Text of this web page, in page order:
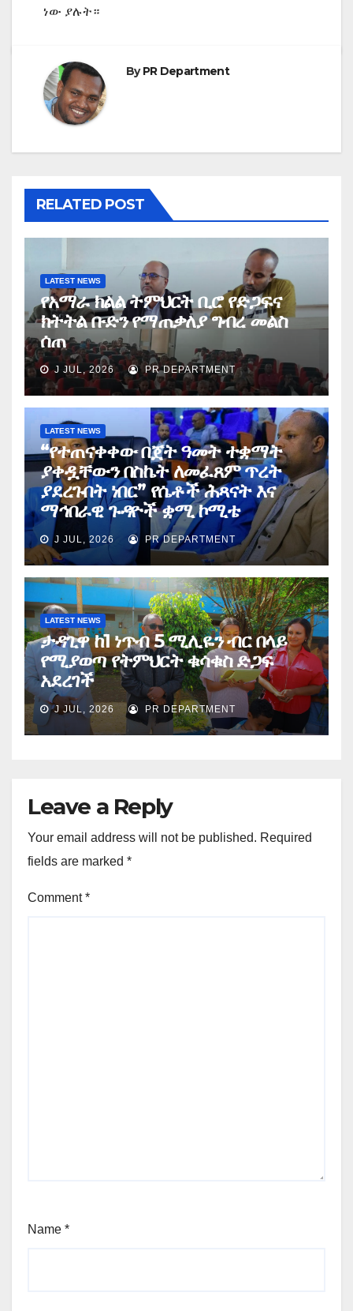
ነው ያሉት።
ByPR Department
RELATED POST
LATEST NEWS
የአማራ ክልል ትምህርት ቢሮ የድጋፍና
ክትትል ቡድን የማጠቃለያ ግብረ መልስ
ሰጠ
J JUL, 2026 PR DEPARTMENT
LATEST NEWS
“የተጠናቀቀው በጀት ዓመት ተቋማት
ያቀዷቸውን በስኬት ለመፈጸም ጥረት
ያደረጉበት ነበር” የሴቶች ሕጻናት እና
ማኅበራዊ ጉዳዮች ቋሚ ኮሚቴ
J JUL, 2026 PR DEPARTMENT
LATEST NEWS
ታዳጊዋ ከ1 ነጥብ 5 ሚሊዬን ብር በላይ
የሚያወጣ የትምህርት ቁሳቁስ ድጋፍ
አደረገች
J JUL, 2026 PR DEPARTMENT
Leave a Reply
Your email address will not be published. Required
fields are marked *
Comment*
Name *